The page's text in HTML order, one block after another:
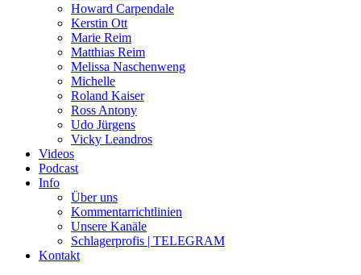
Howard Carpendale
Kerstin Ott
Marie Reim
Matthias Reim
Melissa Naschenweng
Michelle
Roland Kaiser
Ross Antony
Udo Jürgens
Vicky Leandros
Videos
Podcast
Info
Über uns
Kommentarrichtlinien
Unsere Kanäle
Schlagerprofis | TELEGRAM
Kontakt